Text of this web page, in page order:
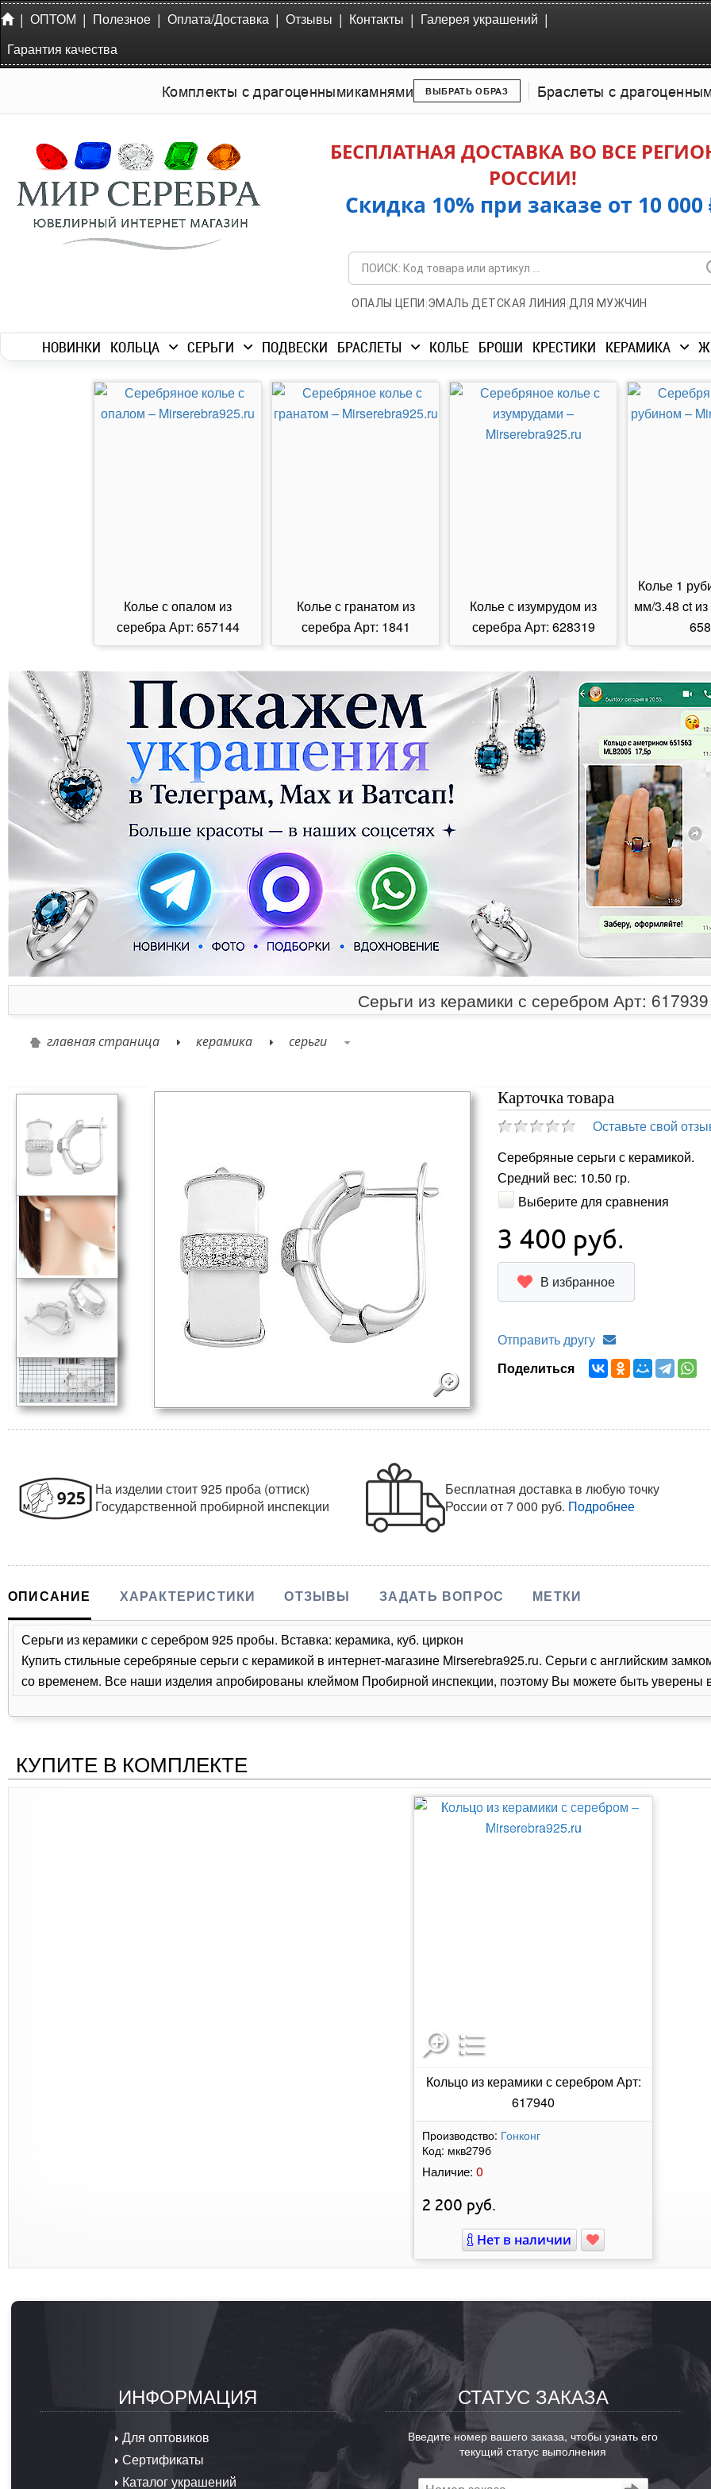
| ОПТОМ | Полезное | Оплата/Доставка | Отзывы | Контакты | Галерея украшений |
Гарантия качества
Комплекты с драгоценнымикамнями ВЫБРАТЬ ОБРАЗ Браслеты с
БЕСПЛАТНАЯ ДОСТАВКА ВО ВСЕ
РОССИИ!
Скидка 10% при заказе от 10 000
ОПАЛЫ | ЦЕПИ |ЭМАЛЬ|ДЕТСКАЯ ЛИНИЯ |ДЛЯ МУЖЧИН
НОВИНКИ КОЛЬЦА СЕРЬГИ ПОДВЕСКИ БРАСЛЕТЫ КОЛЬЕ БРОШИ КРЕСТИКИ КЕРАМИКА
Колье с опалом из
серебра Арт: 657144
Колье с гранатом из
серебра Арт: 1841
Колье с изумрудом из
серебра Арт: 628319
Колье 1
мм/3.48 ct
Серьги из керамики с серебром Арт: 617939
главная страница керамика серьги
Карточка товара
Оставьте свой
Серебряные серьги с керамикой.
Средний вес: 10.50 гр.
Выберите для сравнения
3 400 руб.
В избранное
Отправить другу
Поделиться
На изделии стоит 925 проба (оттиск)
Государственной пробирной инспекции
Бесплатная доставка в любую точку
Россииот 7 000 руб. Подробнее
ОПИСАНИЕ ХАРАКТЕРИСТИКИ ОТЗЫВЫ ЗАДАТЬ ВОПРОС МЕТКИ
Серьги из керамики с серебром 925 пробы. Вставка: керамика, куб. циркон
Купить стильные серебряные серьги с керамикой в интернет-магазине Mirserebra925.ru. Серьги с английским
со временем. Все наши изделия апробированы клеймом Пробирной инспекции, поэтому Вы можете быть уверены
КУПИТЕ В КОМПЛЕКТЕ
Кольцо из керамики с серебром Арт:
617940
Производство: Гонконг
Код: мкв279б
Наличие: 0
2 200 руб.
Нет в наличии
ИНФОРМАЦИЯ
Для оптовиков
Сертификаты
Каталог украшений
СТАТУС ЗАКАЗА
Введите номер вашего заказа, чтобы узнать его
текущий статус выполнения